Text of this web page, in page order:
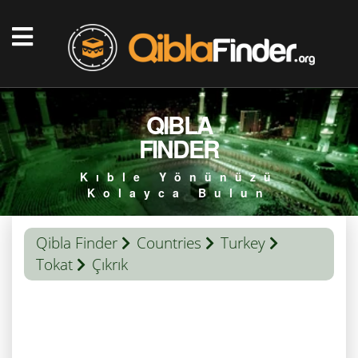
QIBLA
FINDER
Kıble Yönünüzü
Kolayca Bulun
Qibla Finder Countries
Turkey
Tokat
Çıkrık